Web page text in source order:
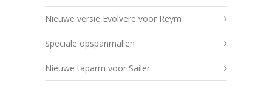
Nieuwe versie Evolvere voor Reym
Speciale opspanmallen
Nieuwe taparm voor Sailer